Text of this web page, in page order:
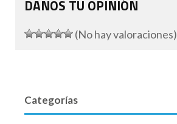
DANOS TU OPINIÓN
(No hay valoraciones)
Categorías